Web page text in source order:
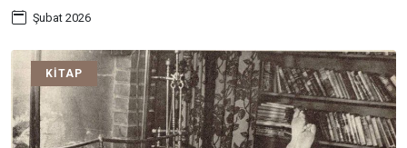
Şubat 2026
KITAP